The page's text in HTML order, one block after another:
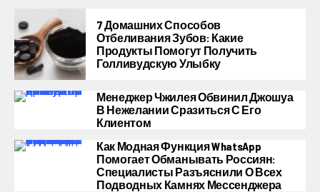
7 Домашних Способов
Отбеливания Зубов: Какие
Продукты Помогут Получить
Голливудскую Улыбку
Менеджер Чжилея Обвинил Джошуа
В Нежелании Сразиться С Его
Клиентом
Как Модная Функция WhatsApp
Помогает Обманывать Россиян:
Специалисты Разъяснили О Всех
Подводных Камнях Мессенджера